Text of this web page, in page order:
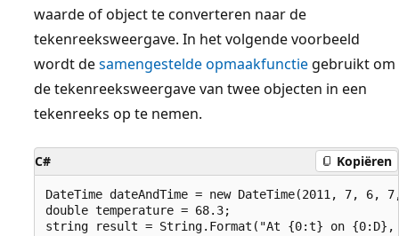
waarde of object te converteren naar de
tekenreeksweergave. In het volgende voorbeeld
wordt desamengestelde opmaakfunctie gebruikt om
de tekenreeksweergave van twee objecten in een
tekenreeks op te nemen.
C# Kopiëren
DateTime dateAndTime = new DateTime(2011, 7, 6,
double temperature = 68.3;
string result = String.Format("At {0:t} on {0:D},